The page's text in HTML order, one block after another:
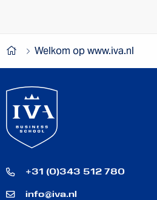
Welkom op www.iva.nl
+31 (0)343 512 780
info@iva.nl